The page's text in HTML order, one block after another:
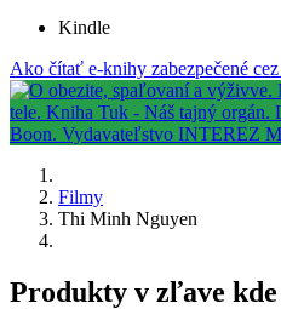
Kindle
Ako čítať e-knihy zabezpečené
Filmy
Thi Minh Nguyen
Produkty v zľave